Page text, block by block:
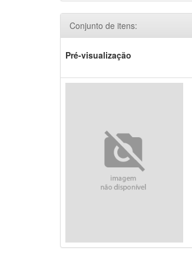
Conjunto de itens:
Pré-visualização